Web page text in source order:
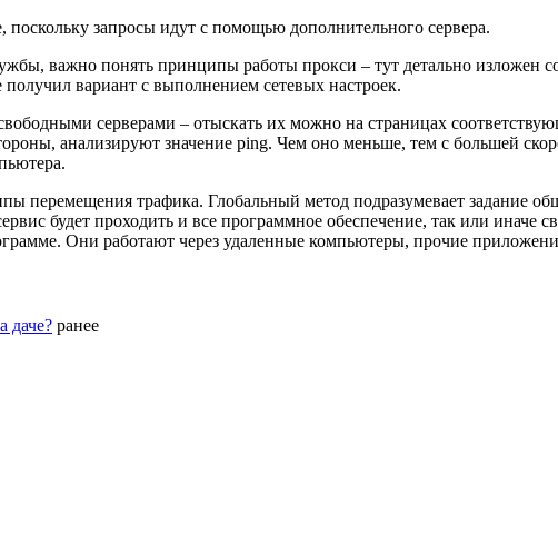
запросы идут с помощью дополнительного сервера.
важно понять принципы работы прокси – тут детально изложен
вариант с выполнением сетевых настроек.
серверами – отыскать их можно на страницах
анализируют значение ping. Чем оно меньше, тем с большей
перемещения трафика. Глобальный метод подразумевает задание
будет проходить и все программное обеспечение, так или иначе
Они работают через удаленные компьютеры, прочие
даче? ранее